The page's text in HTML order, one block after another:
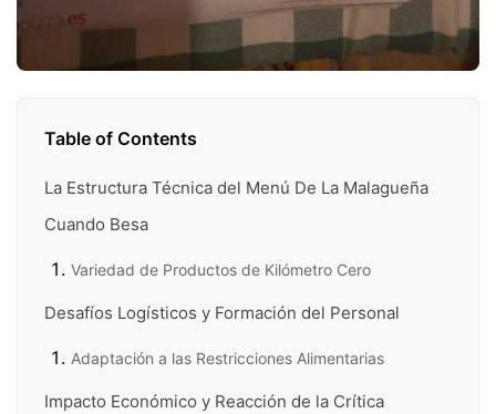
Table of Contents
La Estructura Técnica del Menú De La Malagueña
Cuando Besa
Variedad de Productos de Kilómetro Cero
Desafíos Logísticos y Formación del Personal
Adaptación a las Restricciones Alimentarias
Impacto Económico y Reacción de la Crítica